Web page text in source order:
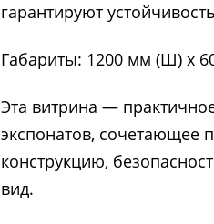
гарантируют
Габариты: 1200 мм (Ш) х
Эта витрина —
экспонатов,
конструкцию,
вид.